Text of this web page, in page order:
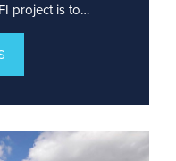
project is to…